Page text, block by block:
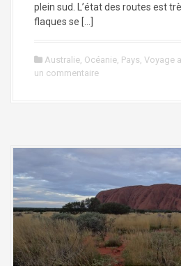
plein sud. L’état des routes est
flaques se […]
Australie, Océanie, Pays, Voyage
un commentaire